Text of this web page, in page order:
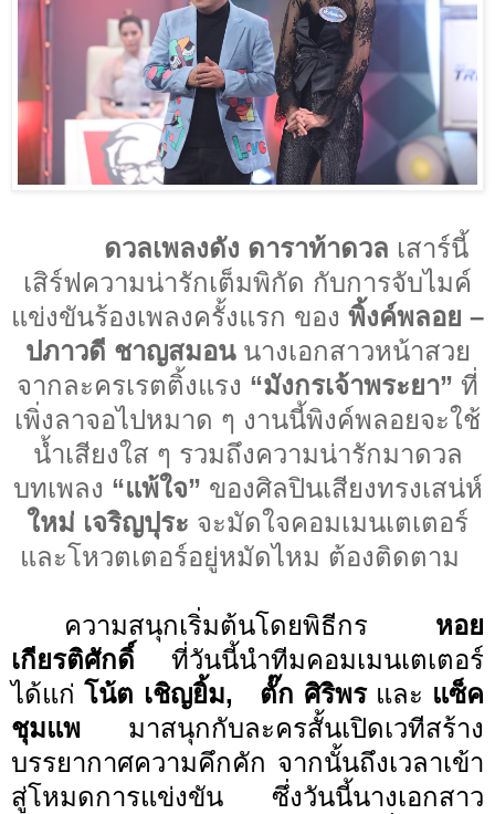
ดวลเพลงดัง ดาราท้าดวล เสาร์นี้
เสิร์ฟความน่ารักเต็มพิกัด กับการจับไมค์
แข่งขันร้องเพลงครั้งแรก ของ พิ้งค์พลอย –
ปภาวดี ชาญสมอนนางเอกสาวหน้าสวย
จากละครเรตติ้งแรง “มังกรเจ้าพระยา” ที่
เพิ่งลาจอไปหมาด ๆ งานนี้พิงค์พลอยจะใช้
น้ำเสียงใส ๆ รวมถึงความน่ารักมาดวล
บทเพลง “แพ้ใจ” ของศิลปินเสียงทรงเสน่ห์
ใหม่ เจริญปุระ จะมัดใจคอมเมนเตเตอร์
และโหวตเตอร์อยู่หมัดไหม ต้องติดตาม
ความสนุกเริ่มต้นโดยพิธีกร หอย
เกียรติศักดิ์ ที่วันนี้นำทีมคอมเมนเตเตอร์
ได้แก่โน้ต เชิญยิ้ม, ตั๊ก ศิริพร และ แซ็ค
ชุมแพ มาสนุกกับละครสั้นเปิดเวทีสร้าง
บรรยากาศความคึกคัก จากนั้นถึงเวลาเข้า
สู่โหมดการแข่งขัน ซึ่งวันนี้นางเอกสาว